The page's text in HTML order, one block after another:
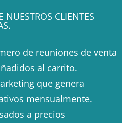
NUESTROS CLIENTES
de reuniones de venta
al carrito.
que genera
mensualmente.
a precios